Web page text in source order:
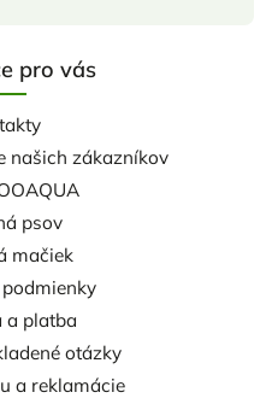
pro vás
našich zákazníkov
psov
mačiek
a platba
otázky
a reklamácie